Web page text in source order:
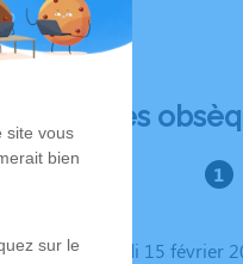
Déroulé des
Le mercredi 15 février